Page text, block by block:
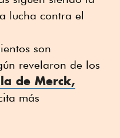
lucha contra el
son
revelaron de los
de Merck,
más